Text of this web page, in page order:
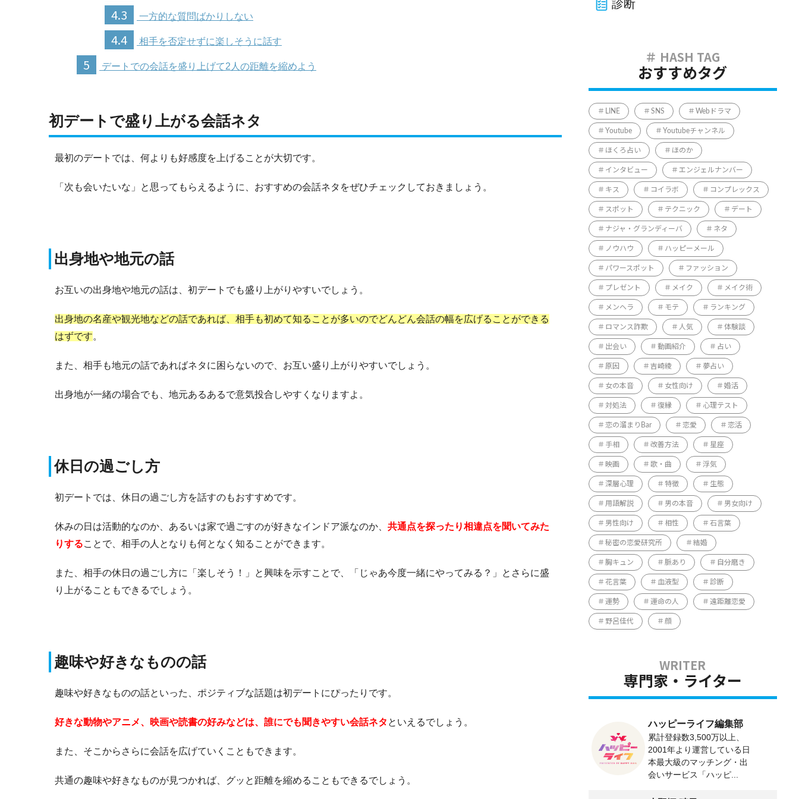
4.3 一方的な質問ばかりしない
4.4 相手を否定せずに楽しそうに話す
5 デートでの会話を盛り上げて2人の距離を縮めよう
初デートで盛り上がる会話ネタ
最初のデートでは、何よりも好感度を上げることが大切です。
「次も会いたいな」と思ってもらえるように、おすすめの会話ネタをぜひチェックしておきましょう。
出身地や地元の話
お互いの出身地や地元の話は、初デートでも盛り上がりやすいでしょう。
出身地の名産や観光地などの話であれば、相手も初めて知ることが多いのでどんどん会話の幅を広げることができる
はずです。
また、相手も地元の話であればネタに困らないので、お互い盛り上がりやすいでしょう。
出身地が一緒の場合でも、地元あるあるで意気投合しやすくなりますよ。
休日の過ごし方
初デートでは、休日の過ごし方を話すのもおすすめです。
休みの日は活動的なのか、あるいは家で過ごすのが好きなインドア派なのか、 共通点を探ったり相違点を聞いてみた
りすることで、相手の人となりも何となく知ることができます。
また、相手の休日の過ごし方に「楽しそう！」と興味を示すことで、「じゃあ今度一緒にやってみる？」とさらに盛
り上がることもできるでしょう。
趣味や好きなものの話
趣味や好きなものの話といった、ポジティブな話題は初デートにぴったりです。
好きな動物やアニメ、映画や読書の好みなどは、誰にでも聞きやすい会話ネタ といえるでしょう。
また、そこからさらに会話を広げていくこともできます。
共通の趣味や好きなものが見つかれば、グッと距離を縮めることもできるでしょう。
診断
おすすめタグ
LINE SNS Webドラマ
Youtube Youtubeチャンネル
ほくろ占い ほのか
インタビュー エンジェルナンバー
キス コイラボ コンプレックス
スポット テクニック デート
ナジャ・グランディーバ ネタ
ノウハウ ハッピーメール
パワースポット ファッション
プレゼント メイク メイク術
メンヘラ モテ ランキング
ロマンス詐欺 人気 体験談
出会い 動画紹介 占い
原因 吉崎綾 夢占い
女の本音 女性向け 婚活
対処法 復縁 心理テスト
恋の溜まりBar 恋愛 恋活
手相 改善方法 星座
映画 歌・曲 浮気
深層心理 特徴 生態
用語解説 男の本音 男女向け
男性向け 相性 石言葉
秘密の恋愛研究所 結婚
胸キュン 脈あり 自分磨き
花言葉 血液型 診断
運勢 運命の人 遠距離恋愛
野呂佳代 顔
専門家・ライター
ハッピーライフ編集部
累計登録数3,500万以上、
2001年より運営している日
本最大級のマッチング・出
会いサービス「ハッピ...